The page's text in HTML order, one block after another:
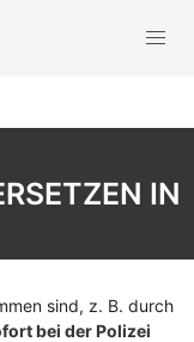
IN
sind, z. B. durch
bei der Polizei